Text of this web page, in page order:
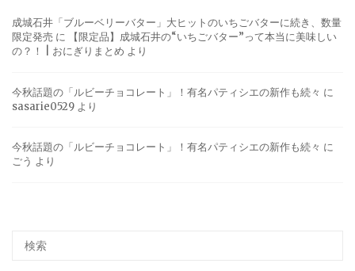
成城石井「ブルーベリーバター」大ヒットのいちごバターに続き、数量
限定発売 に
【限定品】成城石井の“いちごバター”って本当に美味しい
の？！ | おにぎりまとめ より
今秋話題の「ルビーチョコレート」！有名パティシエの新作も続々 に
sasarie0529 より
今秋話題の「ルビーチョコレート」！有名パティシエの新作も続々 に
ごう より